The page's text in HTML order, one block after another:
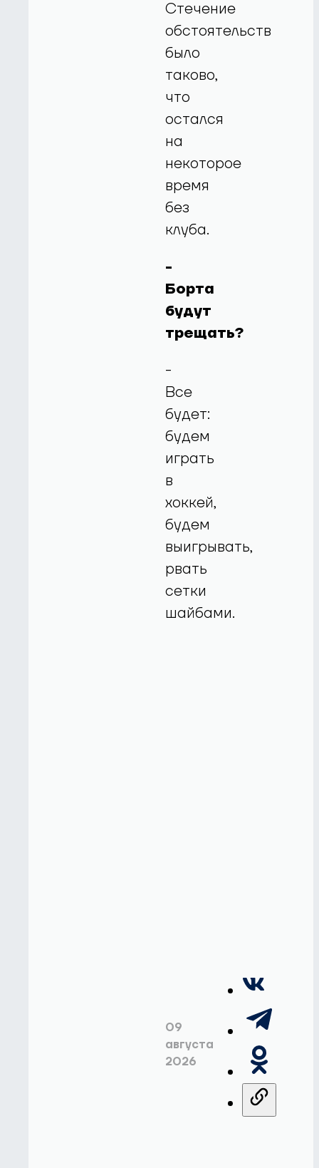
Стечение
обстоятельств
было
таково,
что
остался
на
некоторое
время
без
клуба.
-
Борта
будут
трещать?
-
Все
будет:
будем
играть
в
хоккей,
будем
выигрывать,
рвать
сетки
шайбами.
09
августа
2026